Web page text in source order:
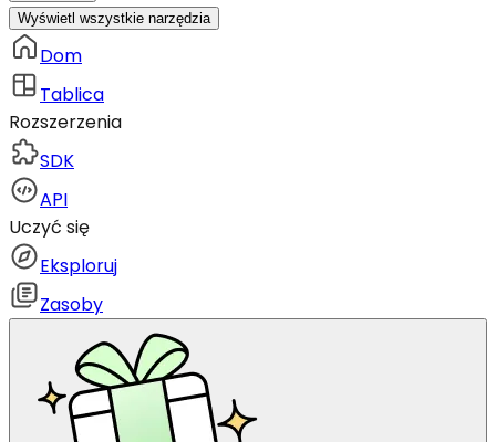
Wyświetl wszystkie narzędzia
Dom
Tablica
Rozszerzenia
SDK
API
Uczyć się
Eksploruj
Zasoby